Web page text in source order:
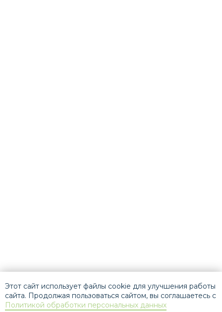
Этот сайт использует файлы cookie для улучшения работы
сайта. Продолжая пользоваться сайтом, вы соглашаетесь с
Политикой обработки персональных данных